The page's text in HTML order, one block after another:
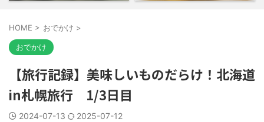
HOME > おでかけ >
おでかけ
【旅行記録】美味しいものだらけ！北海道
in札幌旅行 1/3日目
2024-07-13 2025-07-12